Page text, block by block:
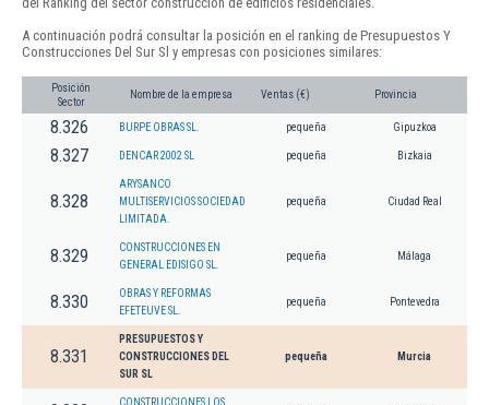
A continuación podrá consultar la posición en el ranking de Presupuestos Y
Construcciones Del Sur Sl y empresas con posiciones similares:
Posición
Sector
Nombre de la empresa Ventas (€) Provincia
8.326 BURPE OBRAS SL. pequeña Gipuzkoa
8.327 DENCAR 2002 SL pequeña Bizkaia
8.328
ARYSANCO
MULTISERVICIOS SOCIEDAD
LIMITADA.
pequeña Ciudad Real
8.329
CONSTRUCCIONES EN
GENERAL EDISIGO SL.
pequeña Málaga
8.330
OBRAS Y REFORMAS
EFETEUVE SL.
pequeña Pontevedra
8.331
PRESUPUESTOS Y
CONSTRUCCIONES DEL
SUR SL
pequeña Murcia
CONSTRUCCIONES LOS